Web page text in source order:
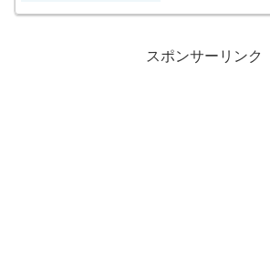
スポンサーリンク